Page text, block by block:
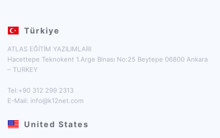
Türkiye
ATLAS EĞİTİM YAZILIMLARI
Hacettepe Teknokent 1.Arge Binası No:25 Beytepe 06800 Ankara
– TURKEY
Tel:+90 312 299 2313
E-Mail: info@k12net.com
United States